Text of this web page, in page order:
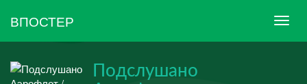
ВПОСТЕР
Подслушано